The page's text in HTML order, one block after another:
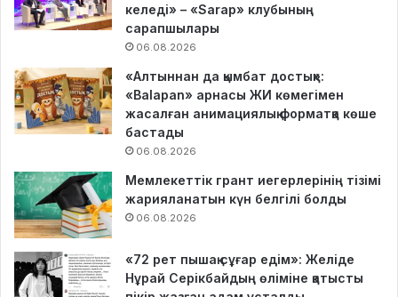
келеді» – «Sarap» клубының
сарапшылары
06.08.2026
«Алтыннан да қымбат достық»:
«Balapan» арнасы ЖИ көмегімен
жасалған анимациялық форматқа көше
бастады
06.08.2026
Мемлекеттік грант иегерлерінің тізімі
жарияланатын күн белгілі болды
06.08.2026
«72 рет пышақ сұғар едім»: Желіде
Нұрай Серікбайдың өліміне қатысты